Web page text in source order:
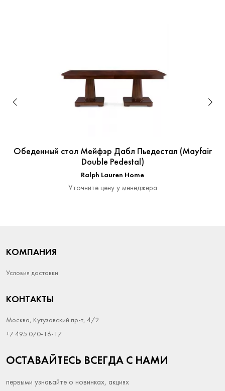
Обеденный стол Мейфэр Дабл Пьедестал (Mayfair
Double Pedestal)
Ralph Lauren Home
Уточните цену у менеджера
КОМПАНИЯ
Условия доставки
КОНТАКТЫ
Москва, Кутузовский пр-т, 4/2
+7 495 070-16-17
ОСТАВАЙТЕСЬ ВСЕГДА С НАМИ
первыми узнавайте о новинках, акциях